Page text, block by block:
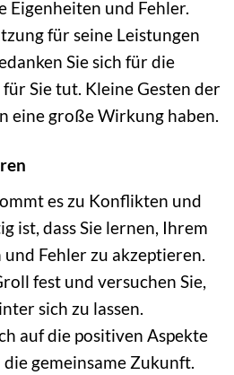
Eigenheiten und Fehler.
für seine Leistungen
Sie sich für die
Sie tut. Kleine Gesten der
eine große Wirkung haben.
es zu Konflikten und
ist, dass Sie lernen, Ihrem
Fehler zu akzeptieren.
fest und versuchen Sie,
sich zu lassen.
auf die positiven Aspekte
gemeinsame Zukunft.